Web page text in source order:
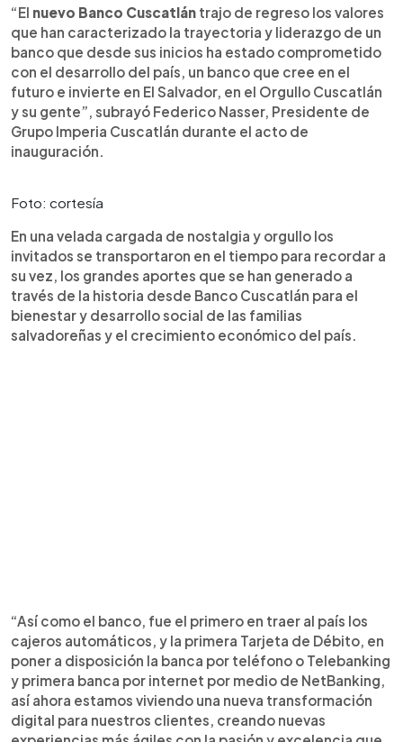
“El nuevo Banco Cuscatlán trajo de regreso los valores
que han caracterizado la trayectoria y liderazgo de un
banco que desde sus inicios ha estado comprometido
con el desarrollo del país, un banco que cree en el
futuro e invierte en El Salvador, en el Orgullo Cuscatlán
y su gente”, subrayó Federico Nasser, Presidente de
Grupo Imperia Cuscatlán durante el acto de
inauguración.
Foto: cortesía
En una velada cargada de nostalgia y orgullo los
invitados se transportaron en el tiempo para recordar a
su vez, los grandes aportes que se han generado a
través de la historia desde Banco Cuscatlán para el
bienestar y desarrollo social de las familias
salvadoreñas y el crecimiento económico del país.
“Así como el banco, fue el primero en traer al país los
cajeros automáticos, y la primera Tarjeta de Débito, en
poner a disposición la banca por teléfono o Telebanking
y primera banca por internet por medio de NetBanking,
así ahora estamos viviendo una nueva transformación
digital para nuestros clientes, creando nuevas